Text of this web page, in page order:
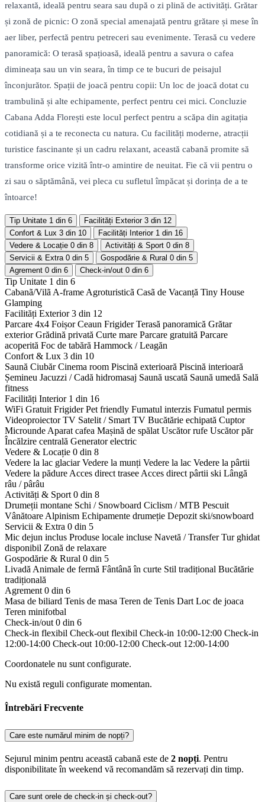
relaxantă, ideală pentru seara sau după o zi plină de activități. Grătar
și zonă de picnic: O zonă special amenajată pentru grătare și mese în
aer liber, perfectă pentru petreceri sau evenimente. Terasă cu vedere
panoramică: O terasă spațioasă, ideală pentru a savura o cafea
dimineața sau un vin seara, în timp ce te bucuri de peisajul
înconjurător. Spații de joacă pentru copii: Un loc de joacă dotat cu
trambulină și alte echipamente, perfect pentru cei mici. Concluzie
Cabana Adda Florești este locul perfect pentru a scăpa din agitația
cotidiană și a te reconecta cu natura. Cu facilități moderne, atracții
turistice fascinante și un cadru relaxant, această cabană promite să
transforme orice vizită într-o amintire de neuitat. Fie că vii pentru o
zi sau o săptămână, vei pleca cu sufletul împăcat și dorința de a te
întoarce!
Tip Unitate 1 din 6 Facilități Exterior 3 din 12
Confort & Lux 3 din 10 Facilități Interior 1 din 16
Vedere & Locație 0 din 8 Activități & Sport 0 din 8
Servicii & Extra 0 din 5 Gospodărie & Rural 0 din 5
Agrement 0 din 6 Check-in/out 0 din 6
Tip Unitate 1 din 6
Cabanã/Vilã A-frame Agroturisticã Casã de Vacanță Tiny House
Glamping
Facilități Exterior3 din 12
Parcare 4x4 Foișor Ceaun Frigider Terasă panoramică Grătar
exterior Grădină privată Curte mare Parcare gratuită Parcare
acoperită Foc de tabără Hammock / Leagăn
Confort & Lux 3 din 10
Saună Ciubăr Cinema room Piscină exterioară Piscină interioară
Șemineu Jacuzzi / Cadă hidromasaj Saună uscată Saună umedă Sală
fitness
Facilități Interior 1 din 16
WiFi Gratuit Frigider Pet friendly Fumatul interzis Fumatul permis
Videoproiector TV Satelit / Smart TV Bucătărie echipată Cuptor
Microunde Aparat cafea Mașină de spălat Uscător rufe Uscător păr
Încălzire centrală Generator electric
Vedere & Locație 0 din 8
Vedere la lac glaciar Vedere la munți Vedere la lac Vedere la pârtii
Vedere la pădure Acces direct trasee Acces direct pârtii ski Lângă
râu / pârâu
Activități & Sport 0 din 8
Drumeții montane Schi / Snowboard Ciclism / MTB Pescuit
Vânătoare Alpinism Echipamente drumeție Depozit ski/snowboard
Servicii & Extra 0 din 5
Mic dejun inclus Produse locale incluse Navetă / Transfer Tur ghidat
disponibil Zonă de relaxare
Gospodărie & Rural 0 din 5
Livadă Animale de fermă Fântână în curte Stil tradițional Bucătărie
tradițională
Agrement 0 din 6
Masa de biliard Tenis de masa Teren de Tenis Dart Loc de joaca
Teren minifotbal
Check-in/out 0 din 6
Check-in flexibil Check-out flexibil Check-in 10:00-12:00 Check-in
12:00-14:00 Check-out 10:00-12:00 Check-out 12:00-14:00
Coordonatele nu sunt configurate.
Nu există reguli configurate momentan.
Întrebări Frecvente
Care este numărul minim de nopți?
Sejurul minim pentru această cabană este de 2 nopți. Pentru
disponibilitate în weekend vă recomandăm să rezervați din timp.
Care sunt orele de check-in și check-out?